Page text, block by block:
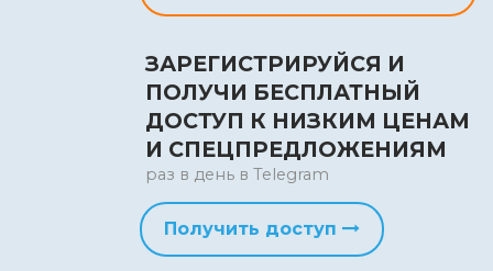
ЗАРЕГИСТРИРУЙСЯ И
ПОЛУЧИ БЕСПЛАТНЫЙ
ДОСТУП К НИЗКИМ ЦЕНАМ
И СПЕЦПРЕДЛОЖЕНИЯМ
раз в день в Telegram
Получить доступ